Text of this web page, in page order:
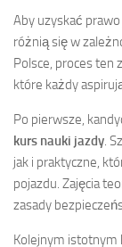
Aby uzyskać
różnią się w
Polsce, proces ten
które każdy
Po pierwsze,
kurs nauki jazdy.
jak i praktyczne,
pojazdu. Zajęcia
zasady
Kolejnym istotnym